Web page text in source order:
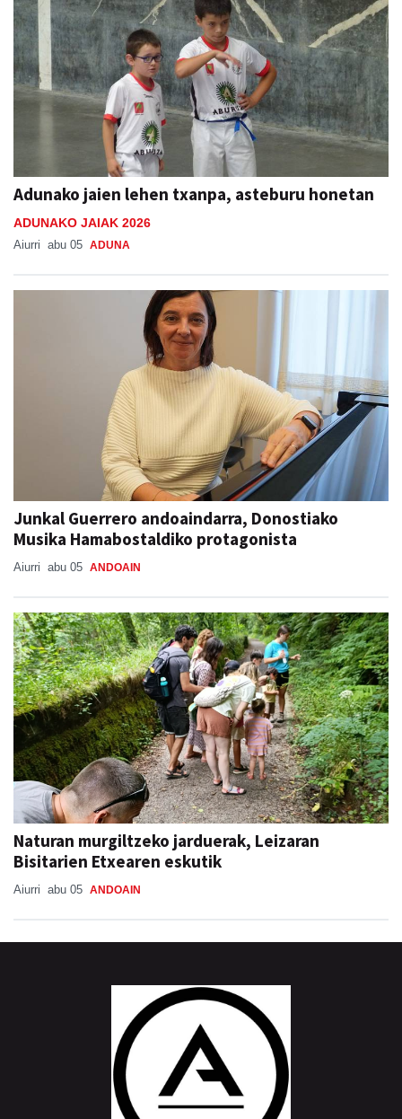
Adunako jaien lehen txanpa, asteburu honetan
ADUNAKO JAIAK 2026
Aiurri abu 05 ADUNA
Junkal Guerrero andoaindarra, Donostiako
Musika Hamabostaldiko protagonista
Aiurri abu 05 ANDOAIN
Naturan murgiltzeko jarduerak, Leizaran
Bisitarien Etxearen eskutik
Aiurri abu 05 ANDOAIN